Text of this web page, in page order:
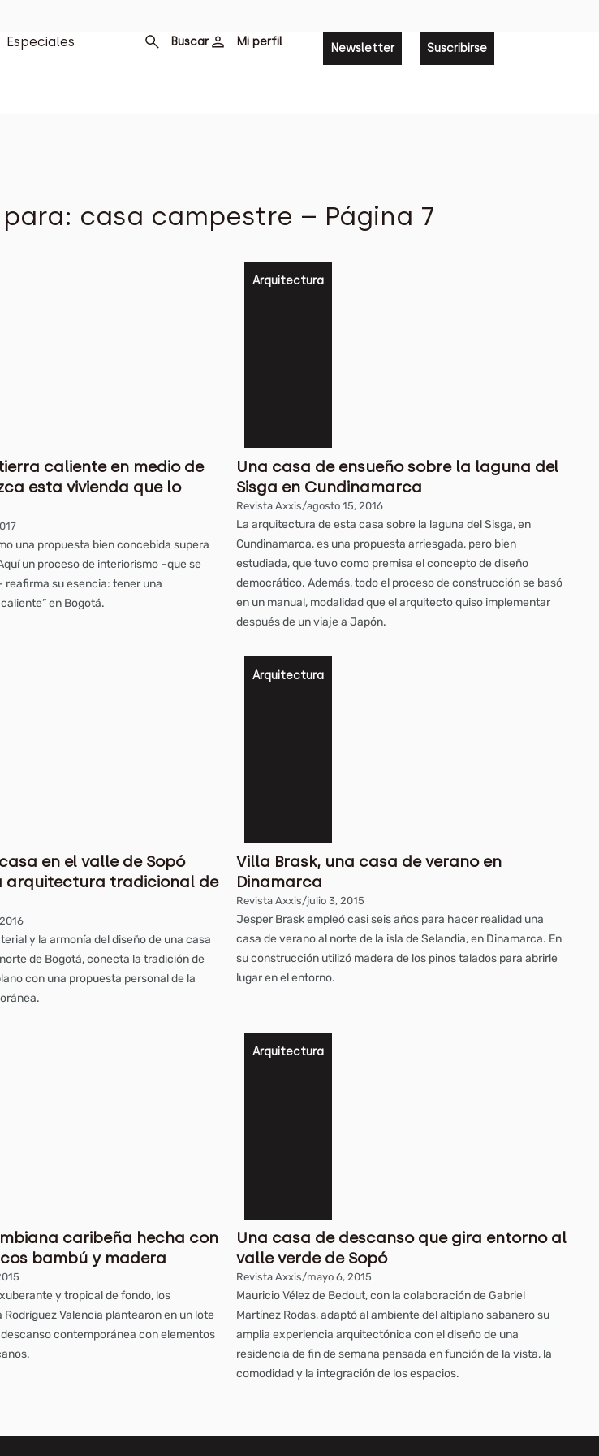
Especiales Buscar Mi perfil Newsletter Suscribirse
casa campestre – Página 7
caliente en medio de
esta vivienda que lo
una propuesta bien concebida supera
un proceso de interiorismo –que se
reafirma su esencia: tener una
en Bogotá.
Arquitectura
Una casa de ensueño sobre la laguna del
Sisga en Cundinamarca
Revista Axxis/agosto 15, 2016
La arquitectura de esta casa sobre la laguna del Sisga, en
Cundinamarca, es una propuesta arriesgada, pero bien
estudiada, que tuvo como premisa el concepto de diseño
democrático. Además, todo el proceso de construcción se basó
en un manual, modalidad que el arquitecto quiso implementar
después de un viaje a Japón.
en el valle de Sopó
arquitectura tradicional de
y la armonía del diseño de una casa
de Bogotá, conecta la tradición de
con una propuesta personal de la
Arquitectura
Villa Brask, una casa de verano en
Dinamarca
Revista Axxis/julio 3, 2015
Jesper Brask empleó casi seis años para hacer realidad una
casa de verano al norte de la isla de Selandia, en Dinamarca. En
su construcción utilizó madera de los pinos talados para abrirle
lugar en el entorno.
caribeña hecha con
bambú y madera
y tropical de fondo, los
Valencia plantearon en un lote
contemporánea con elementos
Arquitectura
Una casa de descanso que gira entorno al
valle verde de Sopó
Revista Axxis/mayo 6, 2015
Mauricio Vélez de Bedout, con la colaboración de Gabriel
Martínez Rodas, adaptó al ambiente del altiplano sabanero su
amplia experiencia arquitectónica con el diseño de una
residencia de fin de semana pensada en función de la vista, la
comodidad y la integración de los espacios.